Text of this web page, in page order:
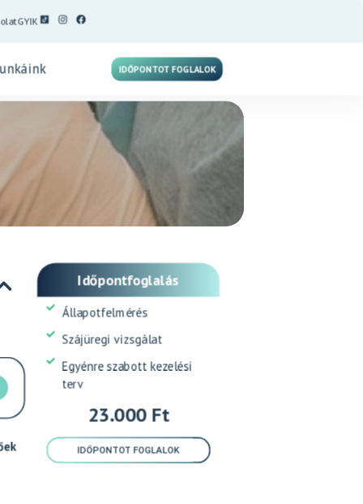
GYIK
IDŐPONTOT FOGLALOK
Időpontfoglalás
Állapotfelmérés
Szájüregi vizsgálat
Egyénre szabott kezelési
terv
23.000 Ft
IDŐPONTOT FOGLALOK